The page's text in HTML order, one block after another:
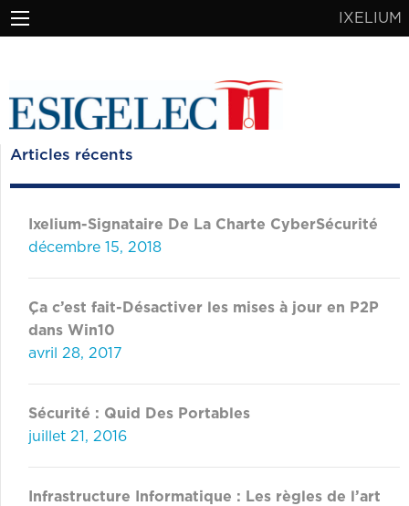
IXELIUM
Articles récents
Ixelium-Signataire De La Charte CyberSécurité
décembre 15, 2018
Ça c’est fait-Désactiver les mises à jour en P2P
dans Win10
avril 28, 2017
Sécurité : Quid Des Portables
juillet 21, 2016
Infrastructure Informatique : Les règles de l’art